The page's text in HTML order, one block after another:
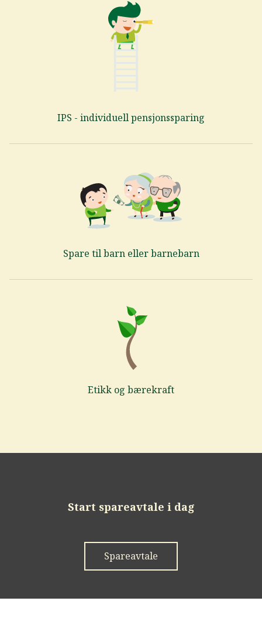
IPS - individuell pensjonssparing
Spare til barn eller barnebarn
Etikk og bærekraft
Start spareavtale i dag
Spareavtale